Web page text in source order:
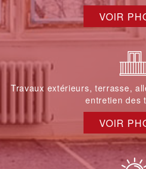
VOIR
Travaux extérieurs, terrasse,
entretien des
VOIR